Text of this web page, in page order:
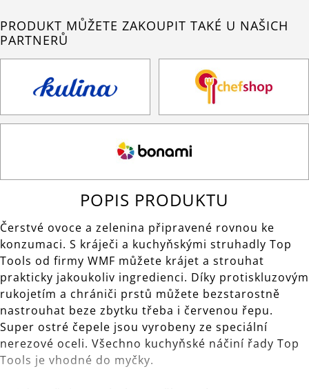
PRODUKT MŮŽETE ZAKOUPIT TAKÉ U NAŠICH
PARTNERŮ
POPIS PRODUKTU
Čerstvé ovoce a zelenina připravené rovnou ke
konzumaci. S kráječi a kuchyňskými struhadly Top
Tools od firmy WMF můžete krájet a strouhat
prakticky jakoukoliv ingredienci. Díky protiskluzovým
rukojetím a chrániči prstů můžete bezstarostně
nastrouhat beze zbytku třeba i červenou řepu.
Super ostré čepele jsou vyrobeny ze speciální
nerezové oceli. Všechno kuchyňské náčiní řady Top
Tools je vhodné do myčky.